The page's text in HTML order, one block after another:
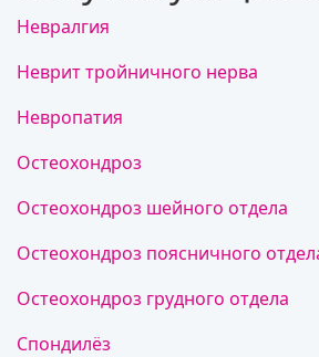
Невралгия
Неврит тройничного нерва
Невропатия
Остеохондроз
Остеохондроз шейного отдела
Остеохондроз поясничного
Остеохондроз грудного отдела
Спондилёз